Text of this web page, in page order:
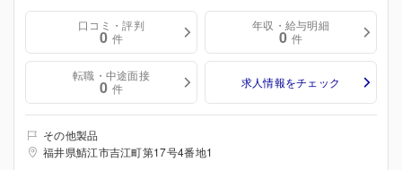
口コミ・評判
0 件
年収・給与明細
0 件
転職・中途面接
0 件 求人情報をチェック
その他製品
福井県鯖江市吉江町第17号4番地1